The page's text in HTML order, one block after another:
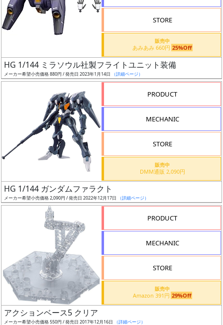
時
期
割
引
STORE
販売中
あみあみ 660円 25%Off
HG 1/144 ミラソウル社製フライトユニット装備
メーカー希望小売価格 880円 / 発売日 2023年1月14日 （詳細ページ）
PRODUCT
MECHANIC
STORE
販売中
DMM通販 2,090円
HG 1/144 ガンダムファラクト
メーカー希望小売価格 2,090円 / 発売日 2022年12月17日 （詳細ページ）
PRODUCT
MECHANIC
STORE
販売中
Amazon 391円 29%Off
アクションベース5 クリア
メーカー希望小売価格 550円 / 発売日 2017年12月16日 （詳細ページ）